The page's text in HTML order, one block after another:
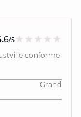
/5
conforme
Grand